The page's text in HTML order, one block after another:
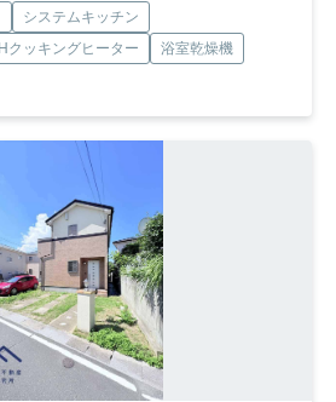
システムキッチン
IHクッキングヒーター
浴室乾燥機